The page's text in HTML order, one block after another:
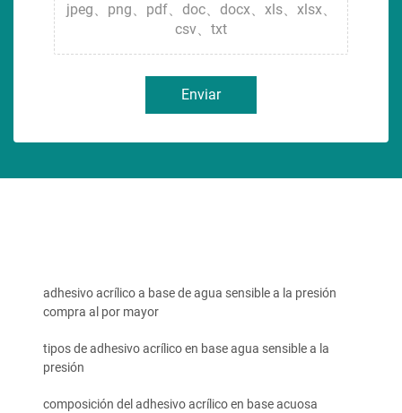
jpeg、png、pdf、doc、docx、xls、xlsx、
csv、txt
Enviar
adhesivo acrílico a base de agua sensible a la presión
compra al por mayor
tipos de adhesivo acrílico en base agua sensible a la
presión
composición del adhesivo acrílico en base acuosa